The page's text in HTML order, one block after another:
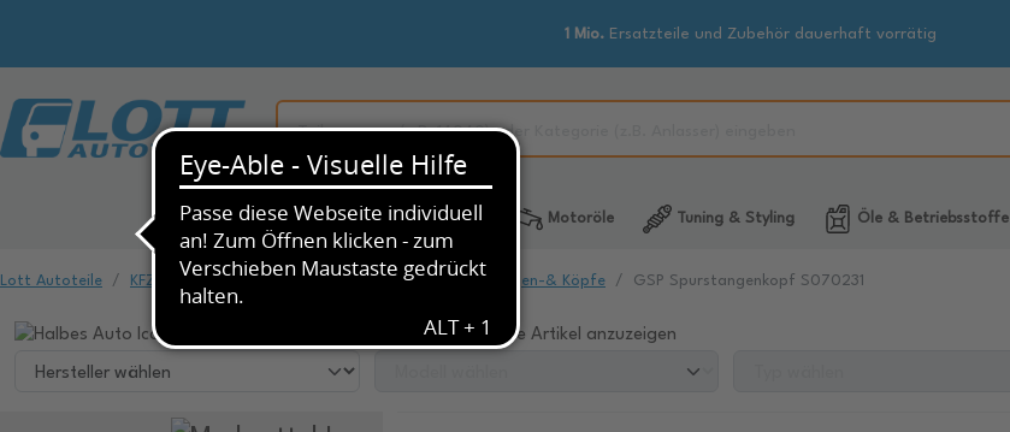
1 Mio.Ersatzteile und Zubehör dauerhaft vorrätig
Alle Kategorien KFZ-Ersatzteile Motoröle Tuning & Styling Öle & Betriebsstoffe
Lott Autoteile KFZ-Ersatzteile Fahrwerk & Federung Spurstangen-& Köpfe GSP Spurstangenkopf S070231
Wählen Sie ihr Fahrzeug, um dazu passende Artikel anzuzeigen